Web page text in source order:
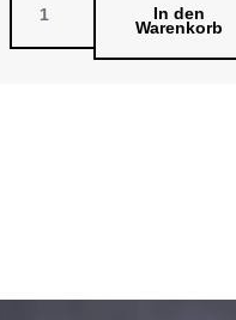
In den
Warenkorb